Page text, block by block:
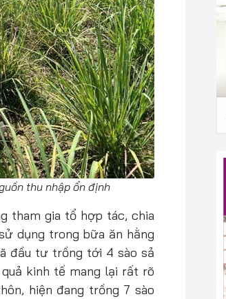
thu nhập ổn định
tham gia tổ hợp tác, chia
dụng trong bữa ăn hằng
đầu tư trồng tới 4 sào sả
kinh tế mang lại rất rõ
hiện đang trồng 7 sào